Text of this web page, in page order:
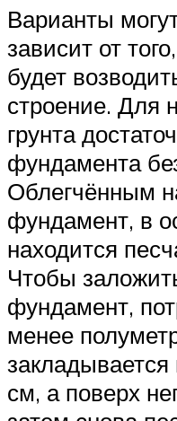
Варианты
зависит от
будет
строение. Для
грунта
фундамента
Облегчённым
фундамент, в
находится
Чтобы
фундамент,
менее
см, а поверх